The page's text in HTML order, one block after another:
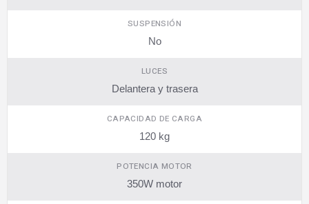
SUSPENSIÓN
No
LUCES
Delantera y trasera
CAPACIDAD DE CARGA
120 kg
POTENCIA MOTOR
350W motor